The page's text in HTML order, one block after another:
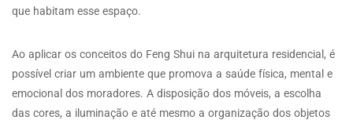
que habitam esse espaço.
Ao aplicar os conceitos do Feng Shui na arquitetura residencial, é
possível criar um ambiente que promova a saúde física, mental e
emocional dos moradores. A disposição dos móveis, a escolha
das cores, a iluminação e até mesmo a organização dos objetos